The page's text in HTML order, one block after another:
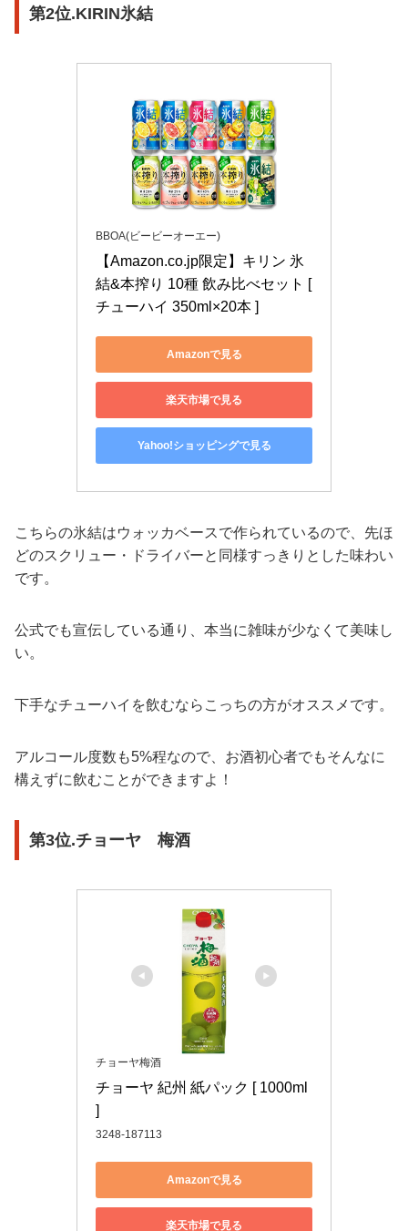
第2位.KIRIN氷結
BBOA(ビービーオーエー)
【Amazon.co.jp限定】キリン 氷
結&本搾り 10種 飲み比べセット [
チューハイ 350ml×20本 ]
Amazonで見る
楽天市場で見る
Yahoo!ショッピングで見る
こちらの氷結はウォッカベースで作られているので、先ほ
どのスクリュー・ドライバーと同様すっきりとした味わい
です。
公式でも宣伝している通り、本当に雑味が少なくて美味し
い。
下手なチューハイを飲むならこっちの方がオススメです。
アルコール度数も5%程なので、お酒初心者でもそんなに
構えずに飲むことができますよ！
第3位.チョーヤ 梅酒
チョーヤ梅酒
チョーヤ 紀州 紙パック [ 1000ml
]
3248-187113
Amazonで見る
楽天市場で見る